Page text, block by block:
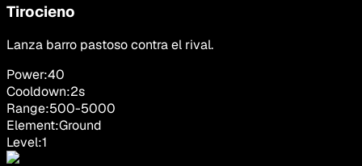
Tirocieno
Lanza barro pastoso contra el rival.
Power:40
Cooldown:2s
Range:500-5000
Element:Ground
Level:1